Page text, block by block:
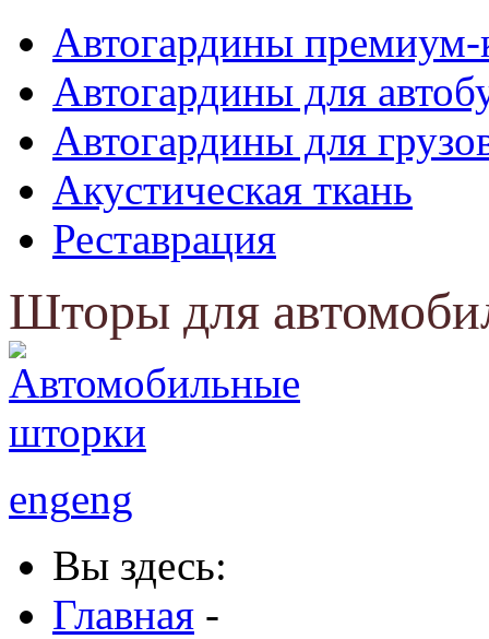
Автогардины премиум-
Автогардины для
Автогардины для
Акустическая ткань
Реставрация
Шторы для
engeng
Вы здесь:
Главная -